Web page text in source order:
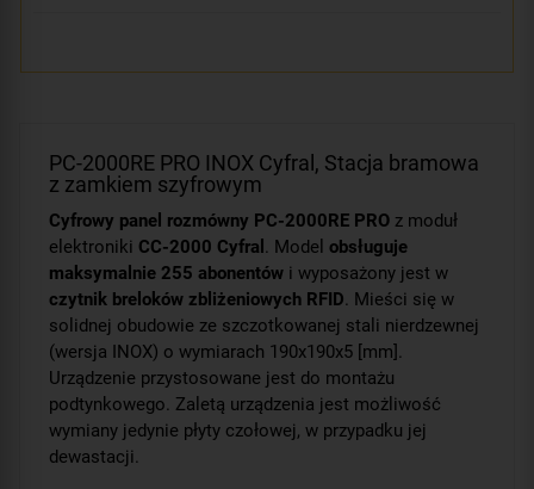
PC-2000RE PRO INOX Cyfral, Stacja bramowa
z zamkiem szyfrowym
Cyfrowy panel rozmówny PC-2000RE PRO z moduł
elektroniki CC-2000 Cyfral . Model obsługuje
maksymalnie 255 abonentów i wyposażony jest w
czytnik breloków zbliżeniowych RFID. Mieści się w
solidnej obudowie ze szczotkowanej stali nierdzewnej
(wersja INOX) o wymiarach 190x190x5 [mm].
Urządzenie przystosowane jest do montażu
podtynkowego. Zaletą urządzenia jest możliwość
wymiany jedynie płyty czołowej, w przypadku jej
dewastacji.